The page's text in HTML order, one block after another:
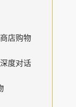
店购物
度对话